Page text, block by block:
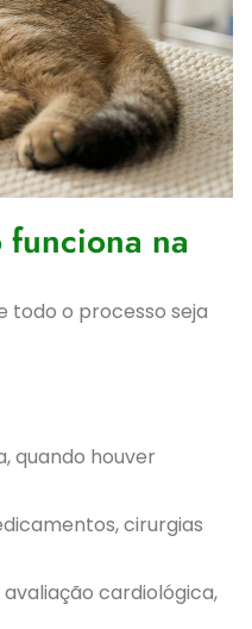
na
todo o processo seja
quando houver
cirurgias
cardiológica,